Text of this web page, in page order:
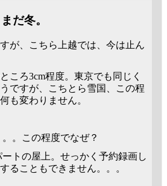
だ冬。
が、こちら上越では、今は止ん
ころ3cm程度。東京でも同じく
ですが、こちとら雪国、この程
も変わりません。
。この程度でなぜ？
トの屋上。せっかく予約録画し
ることもできません。。。